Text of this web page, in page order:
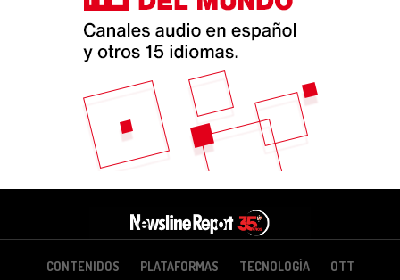
CONTENIDOS PLATAFORMAS TECNOLOGÍA OTT